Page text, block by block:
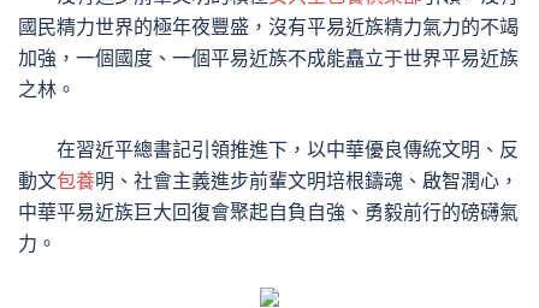
國民精力世界的極年夜豐盛，沒有平易近族精力氣力的不竭
加強，一個國度、一個平易近族不成能矗立于世界平易近族
之林。
在習近平總書記引領推進下，以中華優良傳統文明、反
動文包養明、社會主義進步前輩文明培根鑄魂、啟智潤心，
中華平易近族巨大回復會聚起自負自強、勇毅前行的磅礴氣
力。